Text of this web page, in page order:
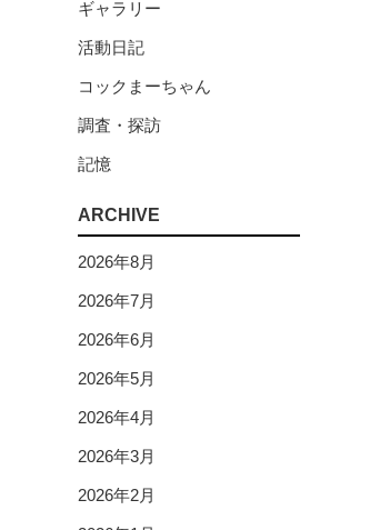
ギャラリー
活動日記
コックまーちゃん
調査・探訪
記憶
ARCHIVE
2026年8月
2026年7月
2026年6月
2026年5月
2026年4月
2026年3月
2026年2月